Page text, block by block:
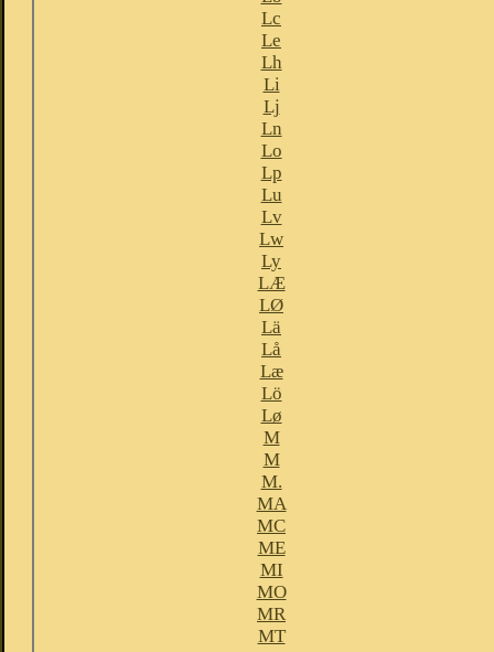
Lc
Le
Lh
Li
Lj
Ln
Lo
Lp
Lu
Lv
Lw
Ly
LÆ
LØ
Lä
Lå
Læ
Lö
Lø
M
M
M.
MA
MC
ME
MI
MO
MR
MT